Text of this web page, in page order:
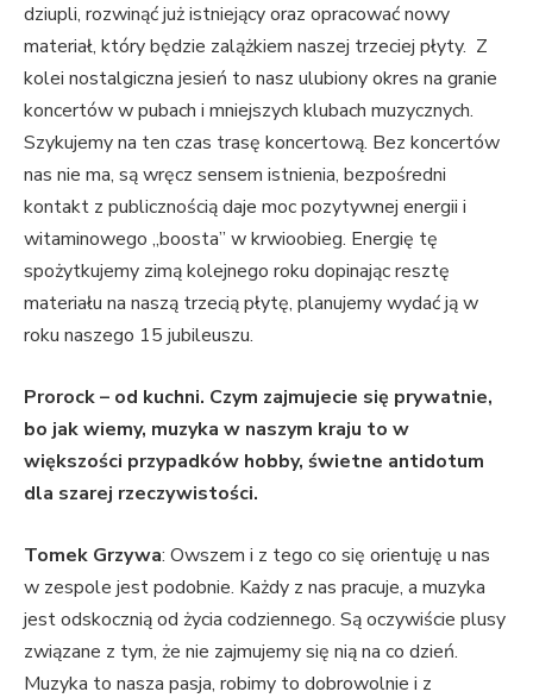
dziupli, rozwinąć już istniejący oraz opracować nowy
materiał, który będzie zalążkiem naszej trzeciej płyty. Z
kolei nostalgiczna jesień to nasz ulubiony okres na granie
koncertów w pubach i mniejszych klubach muzycznych.
Szykujemy na ten czas trasę koncertową. Bez koncertów
nas nie ma, są wręcz sensem istnienia, bezpośredni
kontakt z publicznością daje moc pozytywnej energii i
witaminowego „boosta” w krwioobieg. Energię tę
spożytkujemy zimą kolejnego roku dopinając resztę
materiału na naszą trzecią płytę, planujemy wydać ją w
roku naszego 15 jubileuszu.
Prorock – od kuchni. Czym zajmujecie się prywatnie,
bo jak wiemy, muzyka w naszym kraju to w
większości przypadków hobby, świetne antidotum
dla szarej rzeczywistości.
Tomek Grzywa: Owszem i z tego co się orientuję u nas
w zespole jest podobnie. Każdy z nas pracuje, a muzyka
jest odskocznią od życia codziennego. Są oczywiście plusy
związane z tym, że nie zajmujemy się nią na co dzień.
Muzyka to nasza pasja, robimy to dobrowolnie i z